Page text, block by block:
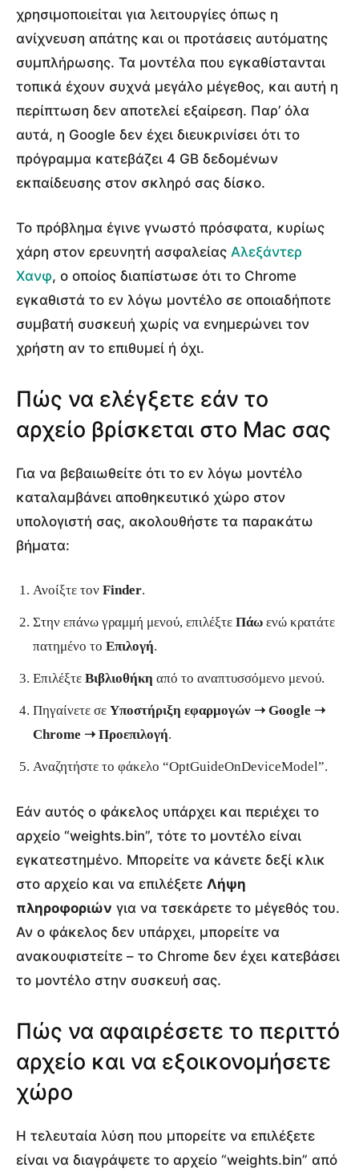
χρησιμοποιείται για λειτουργίες όπως η
ανίχνευση απάτης και οι προτάσεις αυτόματης
συμπλήρωσης. Τα μοντέλα που εγκαθίστανται
τοπικά έχουν συχνά μεγάλο μέγεθος, και αυτή η
περίπτωση δεν αποτελεί εξαίρεση. Παρ’ όλα
αυτά, η Google δεν έχει διευκρινίσει ότι το
πρόγραμμα κατεβάζει 4 GB δεδομένων
εκπαίδευσης στον σκληρό σας δίσκο.
Το πρόβλημα έγινε γνωστό πρόσφατα, κυρίως
χάρη στον ερευνητή ασφαλείας Αλεξάντερ
Χανφ, ο οποίος διαπίστωσε ότι το Chrome
εγκαθιστά το εν λόγω μοντέλο σε οποιαδήποτε
συμβατή συσκευή χωρίς να ενημερώνει τον
χρήστη αν το επιθυμεί ή όχι.
Πώς να ελέγξετε εάν το
αρχείο βρίσκεται στο Mac σας
Για να βεβαιωθείτε ότι το εν λόγω μοντέλο
καταλαμβάνει αποθηκευτικό χώρο στον
υπολογιστή σας, ακολουθήστε τα παρακάτω
βήματα:
Ανοίξτε τον Finder.
Στην επάνω γραμμή μενού, επιλέξτε Πάω ενώ κρατάτε
πατημένο το Επιλογή.
Επιλέξτε Βιβλιοθήκη από το αναπτυσσόμενο μενού.
Πηγαίνετε σε Υποστήριξη εφαρμογών ➝ Google ➝
Chrome ➝ Προεπιλογή.
Αναζητήστε το φάκελο “OptGuideOnDeviceModel”.
Εάν αυτός ο φάκελος υπάρχει και περιέχει το
αρχείο “weights.bin”, τότε το μοντέλο είναι
εγκατεστημένο. Μπορείτε να κάνετε δεξί κλικ
στο αρχείο και να επιλέξετε Λήψη
πληροφοριών για να τσεκάρετε το μέγεθός του.
Αν ο φάκελος δεν υπάρχει, μπορείτε να
ανακουφιστείτε – το Chrome δεν έχει κατεβάσει
το μοντέλο στην συσκευή σας.
Πώς να αφαιρέσετε το περιττό
αρχείο και να εξοικονομήσετε
χώρο
Η τελευταία λύση που μπορείτε να επιλέξετε
είναι να διαγράψετε το αρχείο “weights.bin” από